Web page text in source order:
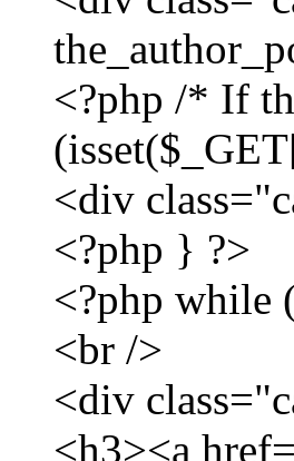
<?php /* If
<div
<?php } ?>
<?php while
<br />
<div
<h3><a